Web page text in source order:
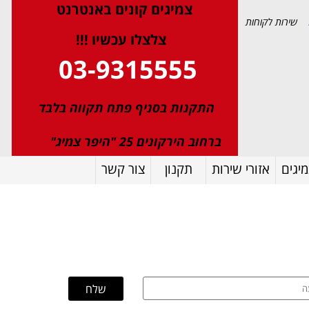
שירות לקוחות
צמיגים קונים באנטרנט
צלצלו עכשיו !!!
03-9315555
התקנות בסניף פתח תקווה בלבד
ברחוב הירקונים 25 "היפר צמיג"
אזורי שירות תקנון צור קשר